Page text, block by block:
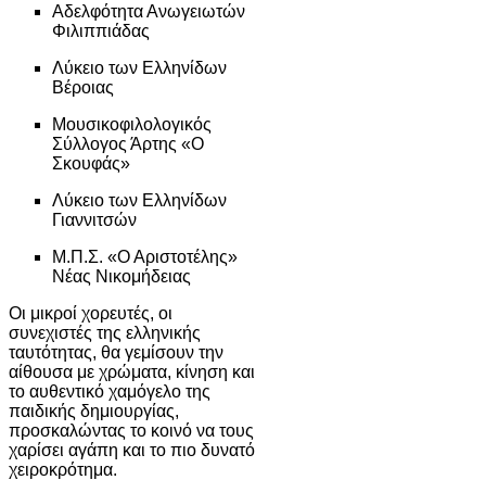
Αδελφότητα Ανωγειωτών
Φιλιππιάδας
Λύκειο των Ελληνίδων
Βέροιας
Μουσικοφιλολογικός
Σύλλογος Άρτης «Ο
Σκουφάς»
Λύκειο των Ελληνίδων
Γιαννιτσών
Μ.Π.Σ. «Ο Αριστοτέλης»
Νέας Νικομήδειας
Οι μικροί χορευτές, οι
συνεχιστές της ελληνικής
ταυτότητας, θα γεμίσουν την
αίθουσα με χρώματα, κίνηση και
το αυθεντικό χαμόγελο της
παιδικής δημιουργίας,
προσκαλώντας το κοινό να τους
χαρίσει αγάπη και το πιο δυνατό
χειροκρότημα.